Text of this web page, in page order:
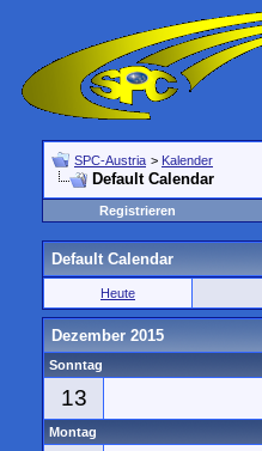
SPC-Austria > Kalender
Default Calendar
Registrieren
Default Calendar
Heute
Dezember 2015
Sonntag
13
Montag